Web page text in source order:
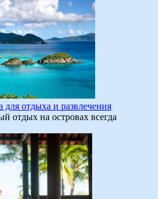
отдыха и развлечения
отдых на островах всегда